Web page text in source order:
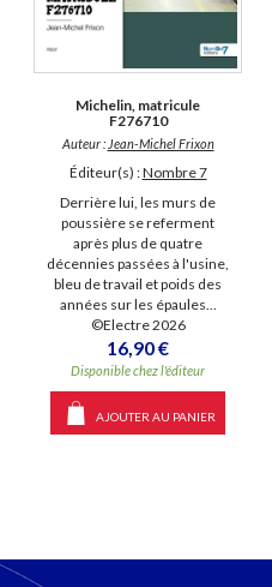
mondiale à mai 1968 (9)
Michelin, matricule
F276710
Auteur : Jean-Michel Frixon
Éditeur(s) :Nombre 7
Derrière lui, les murs de
poussière se referment
après plus de quatre
décennies passées à l'usine,
bleu de travail et poids des
années sur les épaules...
©Electre 2026
16,90 €
Disponible chez l'éditeur
AJOUTER AU PANIER